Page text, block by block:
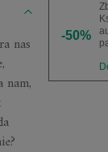
-50%
nas